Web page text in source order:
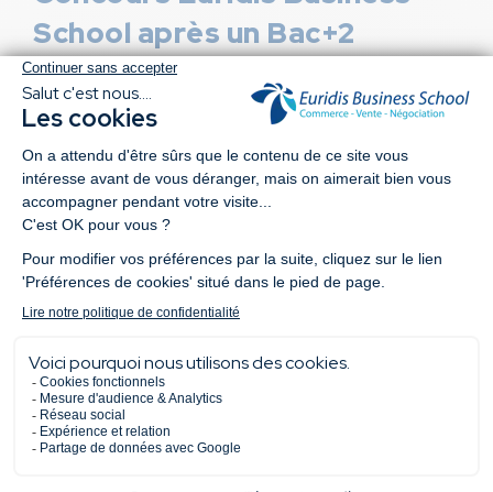
School après un Bac+2
Pour le Bachelor, Mastère et MBA en alternance
:
rédactions courtes, QCM et entretien individuel.
Ces épreuves sont également valables pour l’entrée en
admission parallèle. Le concours passerelle d’Euridis
Business School vous permet d’accéder aux diplômes
commerce.
La réponse aux épreuves est communiquée au postulant
En savoir plus